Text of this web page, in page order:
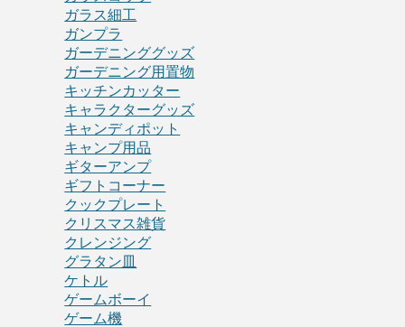
ガラス細工
ガンプラ
ガーデニンググッズ
ガーデニング用置物
キッチンカッター
キャラクターグッズ
キャンディポット
キャンプ用品
ギターアンプ
ギフトコーナー
クックプレート
クリスマス雑貨
クレンジング
グラタン皿
ケトル
ゲームボーイ
ゲーム機